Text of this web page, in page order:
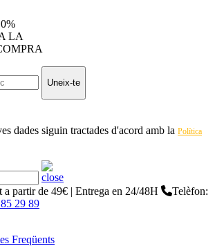
LA
Uneix-te
dades siguin tractades d'acord amb la Política
a partir de 49€ | Entrega en 24/48H
Telèfon:
29 89
Freqüents